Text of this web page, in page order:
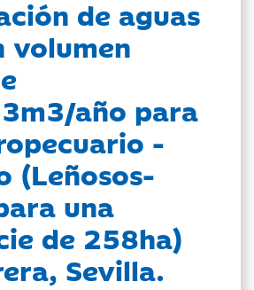
de aguas
volumen
año para
-
(Leñosos-
una
de 258ha)
Sevilla.